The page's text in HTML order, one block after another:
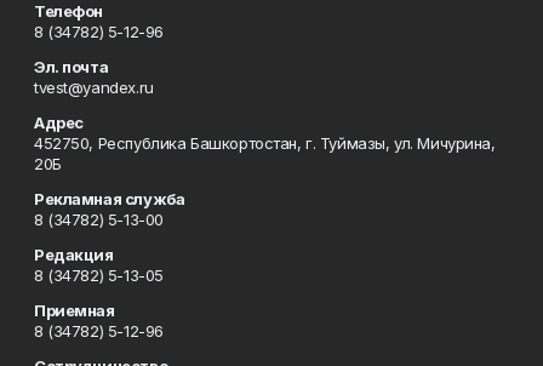
Телефон
8 (34782) 5-12-96
Эл. почта
tvest@yandex.ru
Адрес
452750, Республика Башкортостан, г. Туймазы, ул. Мичурина,
20Б
Рекламная служба
8 (34782) 5-13-00
Редакция
8 (34782) 5-13-05
Приемная
8 (34782) 5-12-96